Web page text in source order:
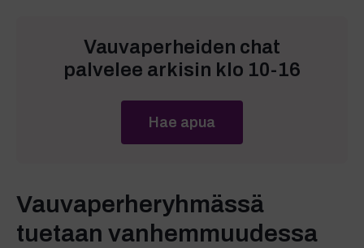
Vauvaperheiden chat
palvelee arkisin klo 10-16
Hae apua
Vauvaperheryhmässä
tuetaan vanhemmuudessa